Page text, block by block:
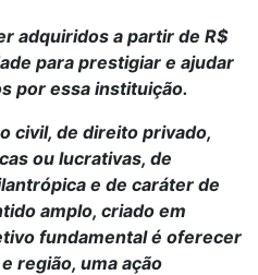
adquiridos a partir de R$
para prestigiar e ajudar
por essa instituição.
civil, de direito privado,
ou lucrativas, de
e de caráter de
amplo, criado em
fundamental é oferecer
região, uma ação